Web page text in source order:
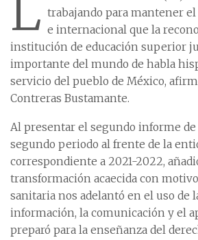
trabajando para mantener
e internacional que la
institución de educación superior
importante del mundo de habla
servicio del pueblo de México,
Contreras Bustamante.
Al presentar el segundo informe de
segundo periodo al frente de la
correspondiente a 2021-2022,
transformación acaecida con
sanitaria nos adelantó en el uso de
información, la comunicación y el
preparó para la enseñanza del